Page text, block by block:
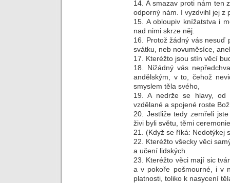
14. A smazav proti nám ten
odporný nám. I vyzdvihl jej z
15. A obloupiv knížatstva i
nad nimi skrze něj.
16. Protož žádný vás nesuď
svátku, neb novuměsíce,
17. Kteréžto jsou stín věcí
18. Nižádný vás
andělským, v to, čehož
smyslem těla svého,
19. A nedrže se hlavy,
vzdělané a spojené roste
20. Jestliže tedy zemřeli
živi byli světu, těmi
21. (Když se říká: Nedotýkej
22. Kteréžto všecky věci
a učení lidských.
23. Kteréžto věci mají sic
a v pokoře pošmourné, i v
platnosti, toliko k nasycení